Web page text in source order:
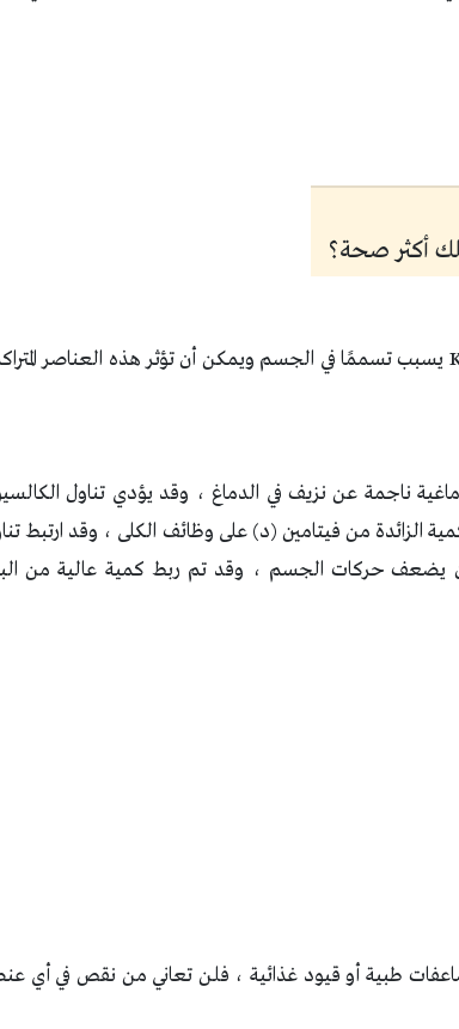
أكثر صحة؟
يسبب تسممًا في الجسم ويمكن أن تؤثر هذه العناصر
ناجمة عن نزيف في الدماغ ، وقد يؤدي تناول
الزائدة من فيتامين (د) على وظائف الكلى ، وقد ارتبط
يمكن أن يضعف حركات الجسم ، وقد تم ربط كمية عالية من
طبية أو قيود غذائية ، فلن تعاني من نقص في أي